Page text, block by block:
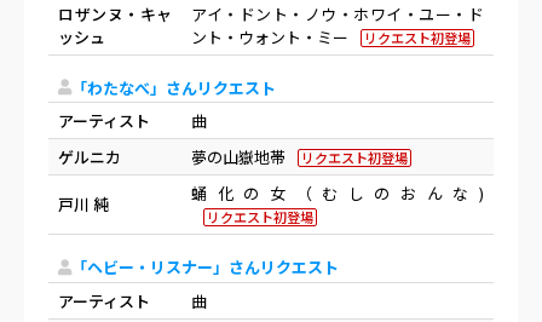
ロザンヌ・キャ
ッシュ
アイ・ドント・ノウ・ホワイ・ユー・ド
ント・ウォント・ミー
リクエスト初登場
「わたなべ」さんリクエスト
アーティスト
曲
ゲルニカ
夢の山嶽地帯 リクエスト初登場
戸川 純 蛹化の女（むしのおんな)
リクエスト初登場
「ヘビー・リスナー」さんリクエスト
アーティスト
曲